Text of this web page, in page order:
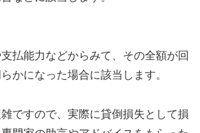
払能力などからみて、その全額が回
かになった場合に該当します。
ですので、実際に貸倒損失として損